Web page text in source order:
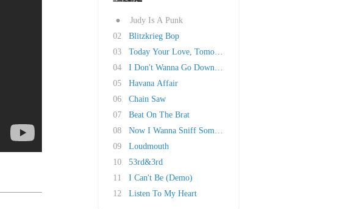
●
Judy Is A Punk
02
Blitzkrieg Bop
03
Today Your Love, Tomorrow The World
04
I Don't Wanna Go Down To The Basement
05
Havana Affair
06
Chain Saw
07
Beat On The Brat
08
Now I Wanna Sniff Some Glue
09
Loudmouth
10
53rd&3rd
11
I Can't Be (Demo)
12
Listen To My Heart